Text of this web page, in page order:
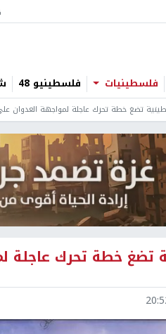
فلسطينيات فلسطينيو 48
تضغ خطة تحرك عاجلة لمواجهة العدوان
تضغ خطة تحرك عاجلة